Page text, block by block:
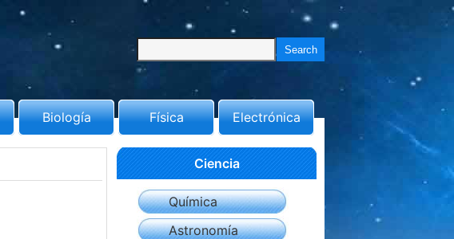
Biología Física Electrónica
Ciencia
Química
Astronomía